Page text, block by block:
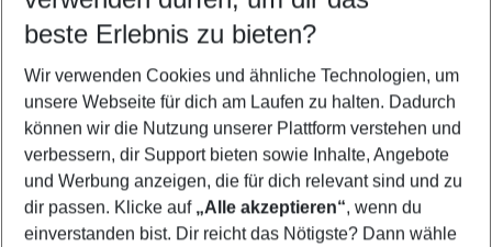
5-8 Nächte
2 Erwachsene Keine Kinder
Mehr Filter anzeigen
beste Erlebnis zu bieten?
Wir verwenden Cookies und ähnliche Technologien, um
unsere Webseite für dich am Laufen zu halten. Dadurch
können wir die Nutzung unserer Plattform verstehen und
verbessern, dir Support bieten sowie Inhalte, Angebote
und Werbung anzeigen, die für dich relevant sind und zu
dir passen. Klicke auf „Alle akzeptieren“, wenn du
einverstanden bist. Dir reicht das Nötigste? Dann wähle